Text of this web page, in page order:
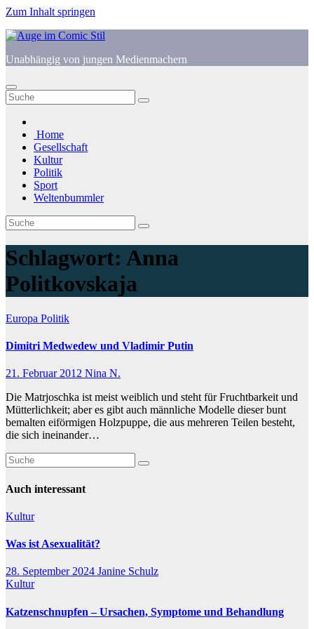
Zum Inhalt springen
Unabhängig von jungen Medienmachern
Home
Gesellschaft
Kultur
Politik
Sport
Weltenbummler
Schlagwort: Anna
Politkovskaja
Europa Politik
Dimitri Medwedew und Vladimir Putin
21. Februar 2012 Nina N.
Die Matrjoschka ist meist weiblich und steht für Fruchtbarkeit und
Mütterlichkeit; aber es gibt auch männliche Modelle dieser bunt
bemalten eiförmigen Holzpuppe, die aus mehreren Teilen besteht,
die sich ineinander…
Auch interessant
Kultur
Was ist Asexualität?
28. September 2024 Janine Schulz
Kultur
Katzenschnupfen – Ursachen, Symptome und Behandlung